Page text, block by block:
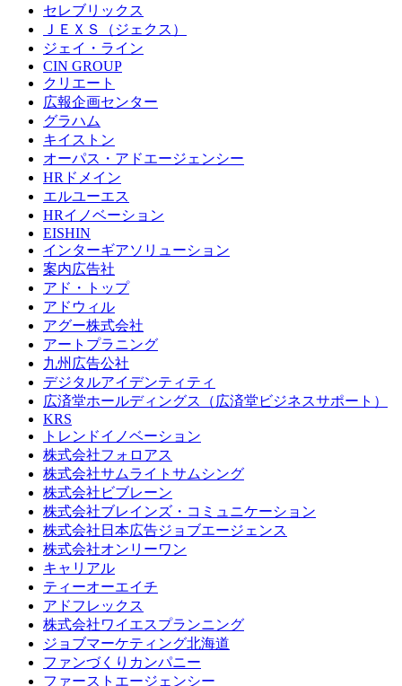
セレブリックス
ＪＥＸＳ（ジェクス）
ジェイ・ライン
CIN GROUP
クリエート
広報企画センター
グラハム
キイストン
オーパス・アドエージェンシー
HRドメイン
エルユーエス
HRイノベーション
EISHIN
インターギアソリューション
案内広告社
アド・トップ
アドウィル
アグー株式会社
アートプラニング
九州広告公社
デジタルアイデンティティ
広済堂ホールディングス（広済堂ビジネスサポート）
KRS
トレンドイノベーション
株式会社フォロアス
株式会社サムライトサムシング
株式会社ビブレーン
株式会社ブレインズ・コミュニケーション
株式会社日本広告ジョブエージェンス
株式会社オンリーワン
キャリアル
ティーオーエイチ
アドフレックス
株式会社ワイエスプランニング
ジョブマーケティング北海道
ファンづくりカンパニー
ファーストエージェンシー